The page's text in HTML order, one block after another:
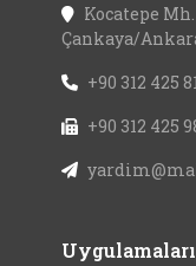
Kocatepe
Çankaya/
+90 312 425
+90 312 425